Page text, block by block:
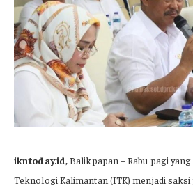
ikntoday.id, Balikpapan – Rabu pagi
Teknologi Kalimantan (ITK) menjadi